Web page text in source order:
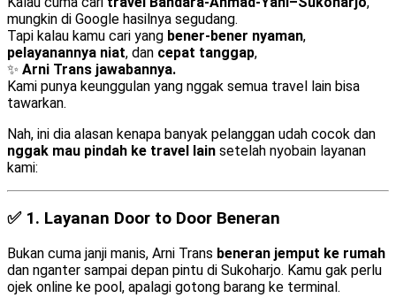
mungkin di Google hasilnya segudang.
Tapi kalau kamu cari yang bener-bener nyaman,
pelayanannya niat, dan cepat tanggap,
✨ Arni Trans jawabannya.
Kami punya keunggulan yang nggak semua travel lain bisa
tawarkan.
Nah, ini dia alasan kenapa banyak pelanggan udah cocok dan
nggak mau pindah ke travel lain setelah nyobain layanan
kami:
✅ 1. Layanan Door to Door Beneran
Bukan cuma janji manis, Arni Trans beneran jemput ke rumah
dan nganter sampai depan pintu di Sukoharjo. Kamu gak perlu
ojek online ke pool, apalagi gotong barang ke terminal.